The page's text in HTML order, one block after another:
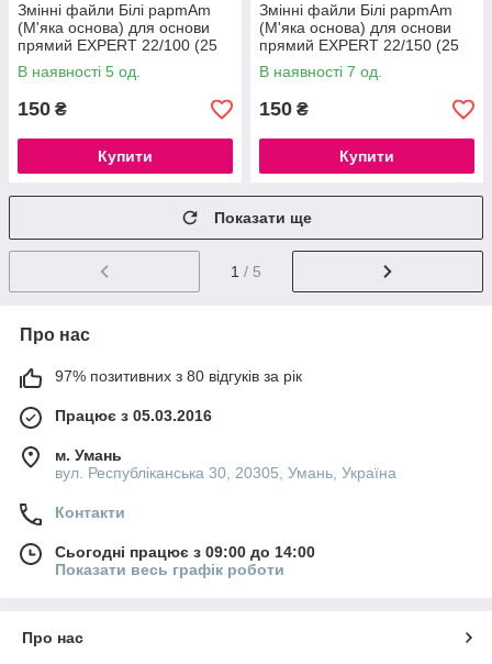
Змінні файли Білі papmAm
(М'яка основа) для основи
прямий EXPERT 22/100 (25
шт)
В наявності 5 од.
150 ₴
Купити
Змінні файли Білі papmAm
(М'яка основа) для основи
прямий EXPERT 22/150 (25
шт)
В наявності 7 од.
150 ₴
Купити
Показати ще
1 / 5
Про нас
97% позитивних з 80 відгуків за рік
Працює з 05.03.2016
м. Умань
вул. Республіканська 30, 20305, Умань, Україна
Контакти
Сьогодні працює з 09:00 до 14:00
Показати весь графік роботи
Про нас